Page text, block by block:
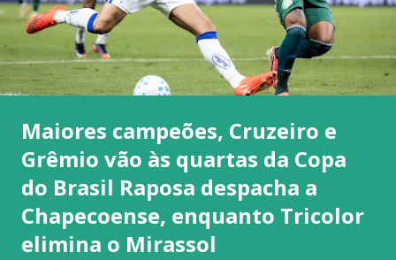
Maiores campeões, Cruzeiro e
Grêmio vão às quartas da Copa
do Brasil Raposa despacha a
Chapecoense, enquanto Tricolor
elimina o Mirassol